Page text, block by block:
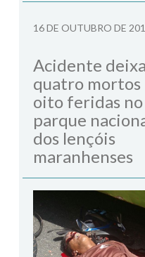
16 DE OUTUBRO DE
Acidente
quatro mortos
oito feridas no
parque
dos lençóis
maranhenses